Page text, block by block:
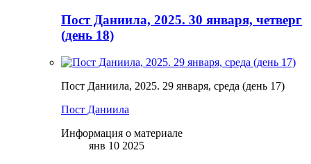
Пост Даниила, 2025. 30 января, четверг
(день 18)
Пост Даниила, 2025. 29 января, среда (день 17)
Пост Даниила
Информация о материале
янв 10 2025